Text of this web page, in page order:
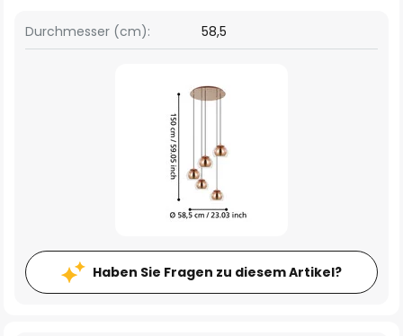
Durchmesser (cm): 58,5
Haben Sie Fragen zu diesem Artikel?